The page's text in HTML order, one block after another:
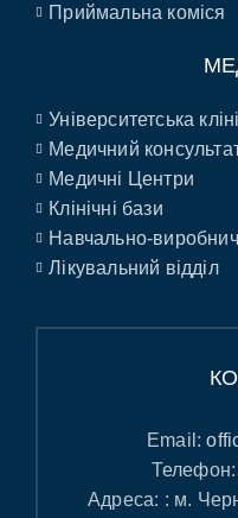
Приймальна коміся
Університетська
Медичний
Медичні Центри
Клінічні бази
Навчально-
Лікувальний відділ
Email:
Телефон:
Адреса: : м.